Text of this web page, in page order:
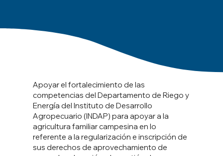
Apoyar el fortalecimiento de las
competencias del Departamento de Riego y
Energía del Instituto de Desarrollo
Agropecuario (INDAP) para apoyar a la
agricultura familiar campesina en lo
referente a la regularización e inscripción de
sus derechos de aprovechamiento de